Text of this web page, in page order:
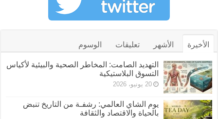
الأخيرة الأشهر تعليقات الوسوم
التهديد الصامت: المخاطر الصحية والبيئية لأكياس
التسوق البلاستيكية
20 يونيو، 2026
يوم الشاي العالمي: رشفـة من التاريخ تنبض
بالحياة والاقتصاد والثقافة